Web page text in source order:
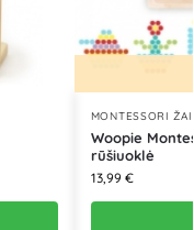
MONTESSORI
Woopie
rūšiuoklė
13,99 €